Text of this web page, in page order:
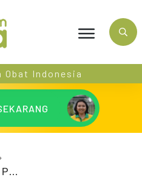
Obat Indonesia
Penyakit Rabun Ayam atau Penyakit Rabun Senja